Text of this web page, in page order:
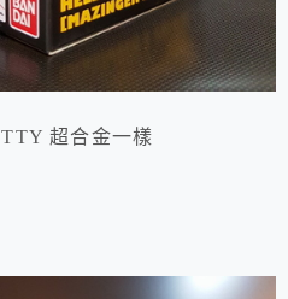
超合金一樣